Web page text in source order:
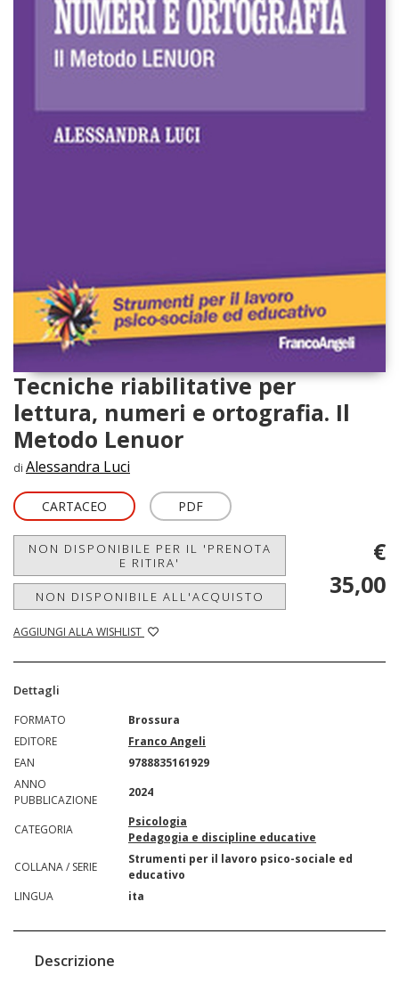
Tecniche riabilitative per
lettura, numeri e ortografia. Il
Metodo Lenuor
di Alessandra Luci
CARTACEO PDF
NON DISPONIBILE PER IL 'PRENOTA
E RITIRA'
NON DISPONIBILE ALL'ACQUISTO
AGGIUNGI ALLA WISHLIST
€
35,00
Dettagli
FORMATO
Brossura
EDITORE
Franco Angeli
EAN
9788835161929
ANNO
PUBBLICAZIONE
2024
CATEGORIA
Psicologia
Pedagogia e discipline educative
COLLANA / SERIE
Strumenti per il lavoro psico-sociale ed
educativo
LINGUA
ita
Descrizione